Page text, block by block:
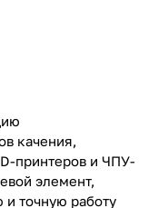
качения,
принтеров и ЧПУ-
элемент,
точную работу